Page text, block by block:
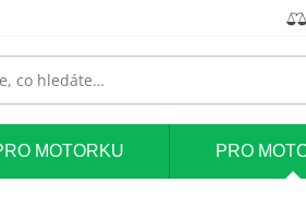
MOTORKU PRO